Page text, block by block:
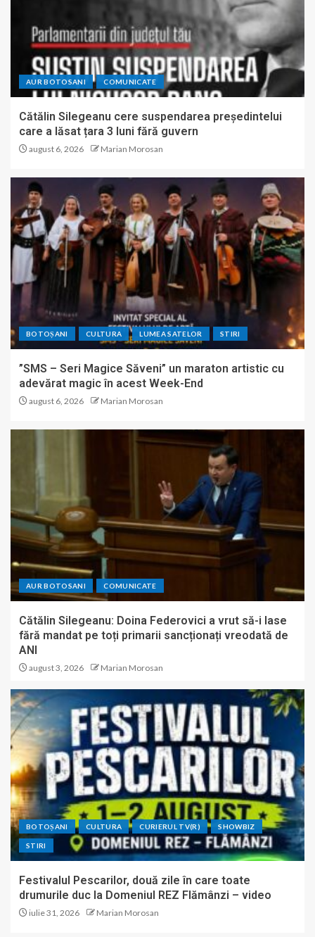
AUR BOTOSANI COMUNICATE
Cătălin Silegeanu cere suspendarea președintelui
care a lăsat țara 3 luni fără guvern
august 6, 2026 Marian Morosan
BOTOȘANI CULTURA LUMEA SATELOR STIRI
”SMS – Seri Magice Săveni” un maraton artistic cu
adevărat magic în acest Week-End
august 6, 2026 Marian Morosan
AUR BOTOSANI COMUNICATE
Cătălin Silegeanu: Doina Federovici a vrut să-i lase
fără mandat pe toți primarii sancționați vreodată de
ANI
august 3, 2026 Marian Morosan
BOTOȘANI CULTURA CURIERUL TV(R) SHOWBIZ
STIRI
Festivalul Pescarilor, două zile în care toate
drumurile duc la Domeniul REZ Flămânzi – video
iulie 31, 2026 Marian Morosan